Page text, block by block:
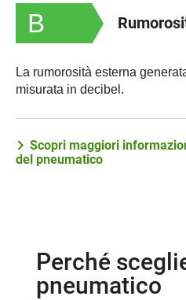
B
La rumorosità esterna
misurata in decibel.
Scopri maggiori
del pneumatico
Perché
pneumatico